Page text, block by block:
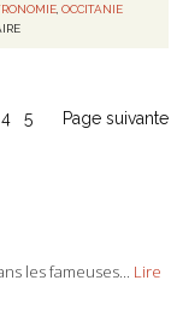
, OCCITANIE
4 5 Page suivante
les fameuses...
Lire